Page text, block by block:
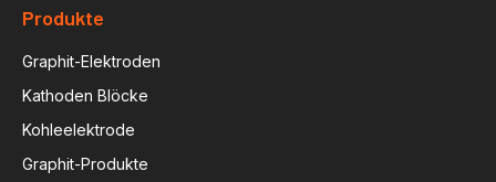
Produkte
Graphit-Elektroden
Kathoden Blöcke
Kohleelektrode
Graphit-Produkte